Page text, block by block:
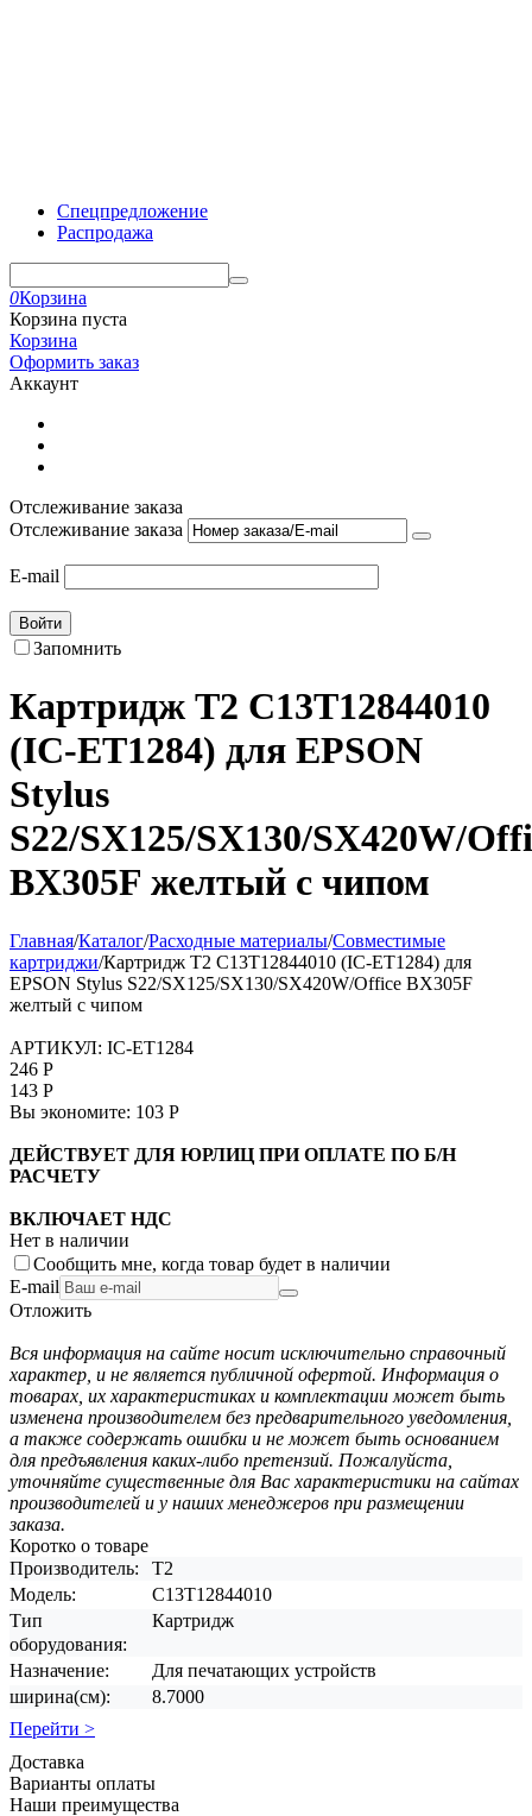
Спецпредложение
Распродажа
0Корзина
Корзина пуста
Корзина
Оформить заказ
Аккаунт
Отслеживание заказа
Отслеживание заказа
E-mail
Войти
Запомнить
Картридж T2 C13T12844010
(IC-ET1284) для EPSON
Stylus
S22/SX125/SX130/SX420W/
BX305F желтый с чипом
Главная/Каталог/Расходные материалы/Совместимые
картриджи/Картридж T2 C13T12844010 (IC-ET1284) для
EPSON Stylus S22/SX125/SX130/SX420W/Office BX305F
желтый с чипом
АРТИКУЛ: IC-ET1284
246 Р
143 Р
Вы экономите: 103 Р
ДЕЙСТВУЕТ ДЛЯ ЮРЛИЦ ПРИ ОПЛАТЕ ПО Б/Н
РАСЧЕТУ
ВКЛЮЧАЕТ НДС
Нет в наличии
Сообщить мне, когда товар будет в наличии
E-mail
Отложить
Вся информация на сайте носит исключительно справочный
характер, и не является публичной офертой. Информация о
товарах, их характеристиках и комплектации может быть
изменена производителем без предварительного уведомления,
а также содержать ошибки и не может быть основанием
для предъявления каких-либо претензий. Пожалуйста,
уточняйте существенные для Вас характеристики на сайтах
производителей и у наших менеджеров при размещении
заказа.
Коротко о товаре
Производитель:
T2
Модель:
C13T12844010
Тип
оборудования:
Картридж
Назначение:
Для печатающих устройств
ширина(см):
8.7000
Перейти >
Доставка
Варианты оплаты
Наши преимущества